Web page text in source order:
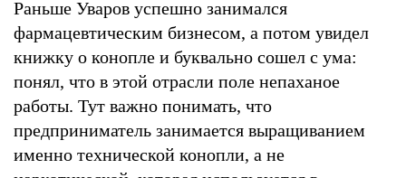
Раньше Уваров успешно занимался
фармацевтическим бизнесом, а потом увидел
книжку о конопле и буквально сошел с ума:
понял, что в этой отрасли поле непаханое
работы. Тут важно понимать, что
предприниматель занимается выращиванием
именно технической конопли, а не